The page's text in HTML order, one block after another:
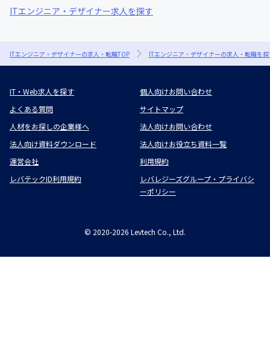
ITエンジニア・デザイナー求人を探す
ITエンジニア・デザイナーの求人・転職TOP ITエンジニア・デザイナーの求人・転職を
IT・Web求人を探す
個人向けお問い合わせ
よくある質問
サイトマップ
人材をお探しの企業様へ
法人向けお問い合わせ
法人向け資料ダウンロード
法人向けお役立ち資料一覧
運営会社
利用規約
レバテックID利用規約
レバレジーズグループ・プライバシ
ーポリシー
© 2020-2026 Levtech Co., Ltd.